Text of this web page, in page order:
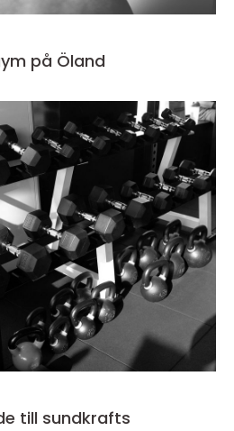
på Öland
till sundkrafts